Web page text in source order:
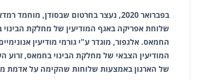
בפברואר 2020, נעצר בחרטום שבסודן,
שלוחת אפריקה באגף המודיעין של מחלקת הבינוי
החמאס. אלגפור, מוגדר ע"י גורמי מודיעין
המודיעין הצבאי של מחלקת הבינוי בחמאס, זרוע
של הארגון באמצעות שלוחות שהקימה על אדמת